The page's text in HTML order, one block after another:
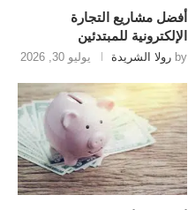
أفضل مشاريع التجارة
الإلكترونية للمبتدئين
by رولا الشريدة يوليو 30, 2026